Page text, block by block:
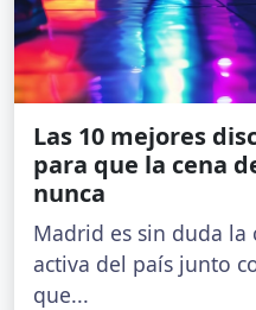
Las 10 mejores
para que la cena
nunca
Madrid es sin duda la
activa del país junto
que...